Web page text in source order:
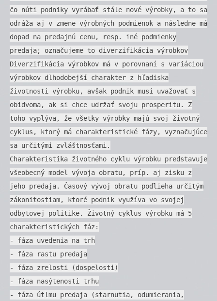
čo núti podniky vyrábať stále nové výrobky, a to sa
odráža aj v zmene výrobných podmienok a následne má
dopad na predajnú cenu, resp. iné podmienky
predaja; označujeme to diverzifikácia výrobkov
Diverzifikácia výrobkov má v porovnaní s variáciou
výrobkov dlhodobejší charakter z hľadiska
životnosti výrobku, avšak podnik musí uvažovať s
obidvoma, ak si chce udržať svoju prosperitu. Z
toho vyplýva, že všetky výrobky majú svoj životný
cyklus, ktorý má charakteristické fázy, vyznačujúce
sa určitými zvláštnosťami.
Charakteristika životného cyklu výrobku predstavuje
všeobecný model vývoja obratu, príp. aj zisku z
jeho predaja. Časový vývoj obratu podlieha určitým
zákonitostiam, ktoré podnik využíva vo svojej
odbytovej politike. Životný cyklus výrobku má 5
charakteristických fáz:
- fáza uvedenia na trh
- fáza rastu predaja
- fáza zrelosti (dospelosti)
- fáza nasýtenosti trhu
- fáza útlmu predaja (starnutia, odumierania,